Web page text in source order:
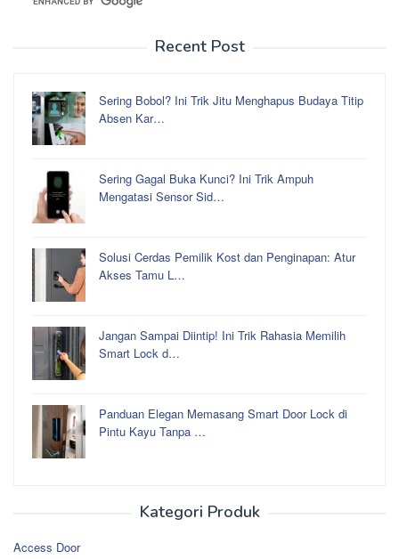
Recent Post
Sering Bobol? Ini Trik Jitu Menghapus Budaya Titip
Absen Kar…
Sering Gagal Buka Kunci? Ini Trik Ampuh
Mengatasi Sensor Sid…
Solusi Cerdas Pemilik Kost dan Penginapan: Atur
Akses Tamu L…
Jangan Sampai Diintip! Ini Trik Rahasia Memilih
Smart Lock d…
Panduan Elegan Memasang Smart Door Lock di
Pintu Kayu Tanpa …
Kategori Produk
Access Door